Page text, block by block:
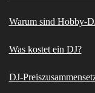
Warum sind Hobby-
Was kostet ein DJ?
DJ-